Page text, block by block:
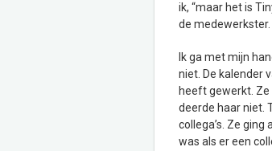
ik, “maar het is
de medewerkster.
Ik ga met mijn
niet. De kalender
heeft gewerkt.
deerde haar niet.
collega’s. Ze
was als er een